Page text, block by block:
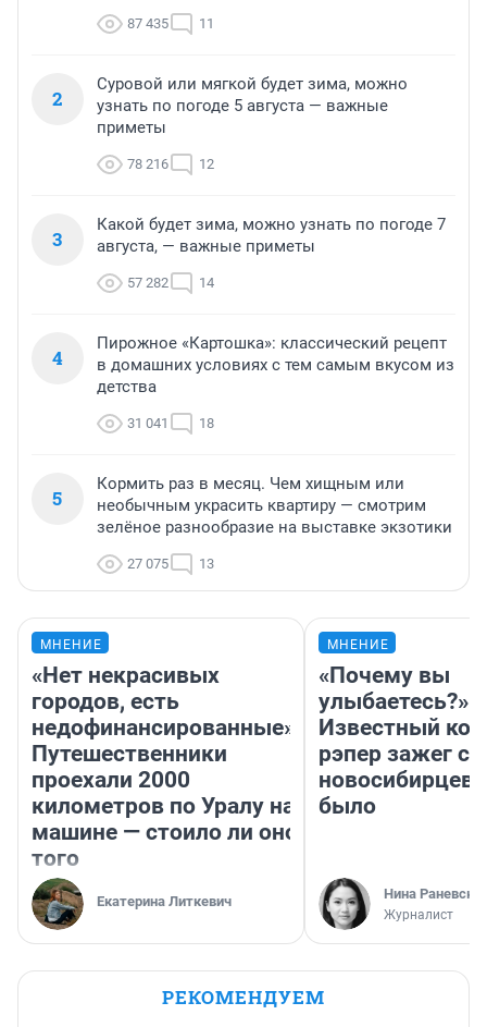
87 435 11
2
Суровой или мягкой будет зима, можно
узнать по погоде 5 августа — важные
приметы
78 216 12
3
Какой будет зима, можно узнать по погоде 7
августа, — важные приметы
57 282 14
4
Пирожное «Картошка»: классический рецепт
в домашних условиях с тем самым вкусом из
детства
31 041 18
5
Кормить раз в месяц. Чем хищным или
необычным украсить квартиру — смотрим
зелёное разнообразие на выставке экзотики
27 075 13
МНЕНИЕ
«Нет некрасивых
городов, есть
недофинансированные».
Путешественники
проехали 2000
километров по Уралу на
машине — стоило ли оно
того
Екатерина Литкевич
МНЕНИЕ
«Почему вы
улыбаетесь?»
Известный
рэпер зажег с
новосибирцев:
было
Нина
Журналист
РЕКОМЕНДУЕМ